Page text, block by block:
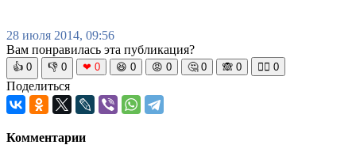
28 июля 2014, 09:56
Вам понравилась эта публикация?
👍 0 👎 0 ❤ 0 😆 0 😡 0 🤔 0 🙈 0 🧘‍♀️ 0
Поделиться
Комментарии